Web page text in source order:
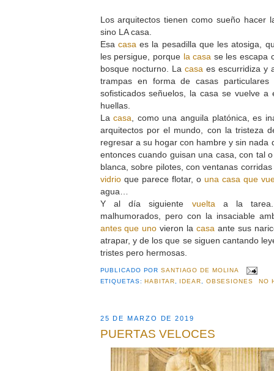
Los arquitectos tienen como sueño hacer
sino LA casa.
Esa casa es la pesadilla que les atosiga,
les persigue, porque la casa se les escapa
bosque nocturno. La casa es escurridiza y
trampas en forma de casas
sofisticados señuelos, la casa se vuelve a
huellas.
Lacasa , como una anguila platónica, es
arquitectos por el mundo, con la tristeza
regresar a su hogar con hambre y sin nada
entonces cuando guisan una casa, con tal
blanca, sobre pilotes, con ventanas
vidrioque parece flotar, o una casa que
agua…
Y al día siguiente vuelta a la tarea.
malhumorados, pero con la insaciable
antes que unovieron lacasa ante sus
atrapar, y de los que se siguen cantando
tristes pero hermosas.
PUBLICADO PORSANTIAGO DE MOLINA
ETIQUETAS:HABITAR IDEAR OBSESIONES NO
25 DE MARZO DE 2019
PUERTAS VELOCES